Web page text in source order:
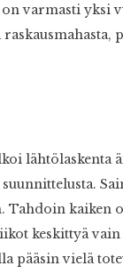
varmasti yksi
lähtölaskenta
Tahdoin kaiken
keskittyä
pääsin vielä